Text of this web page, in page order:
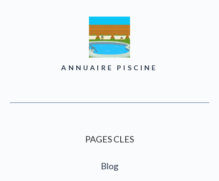
ANNUAIRE PISCINE
PAGES CLES
Blog